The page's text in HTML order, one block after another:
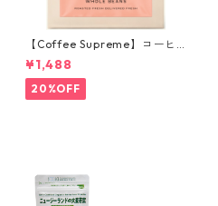
【Coffee Supreme】コーヒ
ー豆／AM:PM Blend 150g
¥1,488
20%OFF